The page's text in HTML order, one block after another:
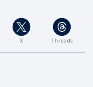
X Threads